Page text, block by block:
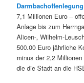
Darmbachoffenlegung
7,1 Millionen Euro –
Anlage bis zum
Alicen-, Wilhelm-
500.00 Euro jährliche
minus der 2,2
die die Stadt an die